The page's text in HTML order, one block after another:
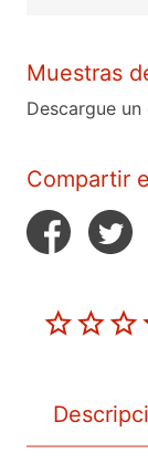
Muestras
Descargue un
Compartir